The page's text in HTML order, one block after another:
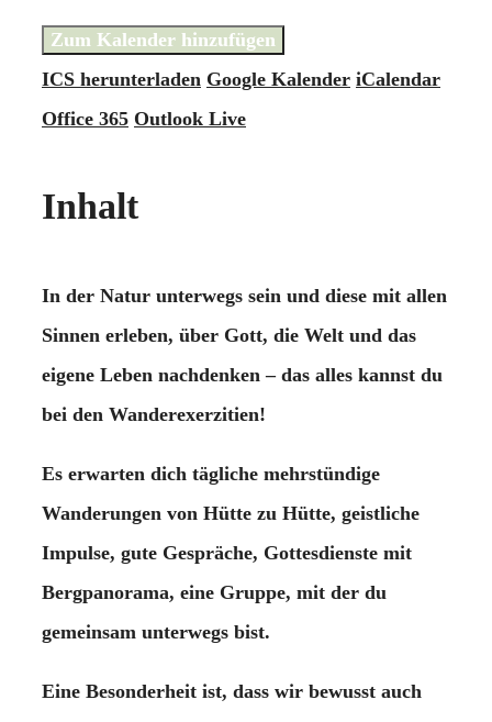
Zum Kalender hinzufügen
ICS herunterladen Google Kalender iCalendar
Office 365 Outlook Live
Inhalt
In der Natur unterwegs sein und diese mit allen
Sinnen erleben, über Gott, die Welt und das
eigene Leben nachdenken – das alles kannst du
bei den Wanderexerzitien!
Es erwarten dich tägliche mehrstündige
Wanderungen von Hütte zu Hütte, geistliche
Impulse, gute Gespräche, Gottesdienste mit
Bergpanorama, eine Gruppe, mit der du
gemeinsam unterwegs bist.
Eine Besonderheit ist, dass wir bewusst auch